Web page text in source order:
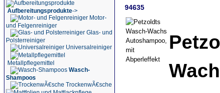
Aufbereitungsprodukte->
Motor-
und Felgenreiniger
Glas- und
Polsterreiniger
Universalreiniger
Metallpflegemittel
Wasch-
Shampoos
TrockenwÃ€sche
94635